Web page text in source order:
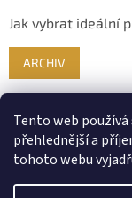
Tento web
přehlednější a
tohoto webu
Jak vybrat ideální
ARCHIV